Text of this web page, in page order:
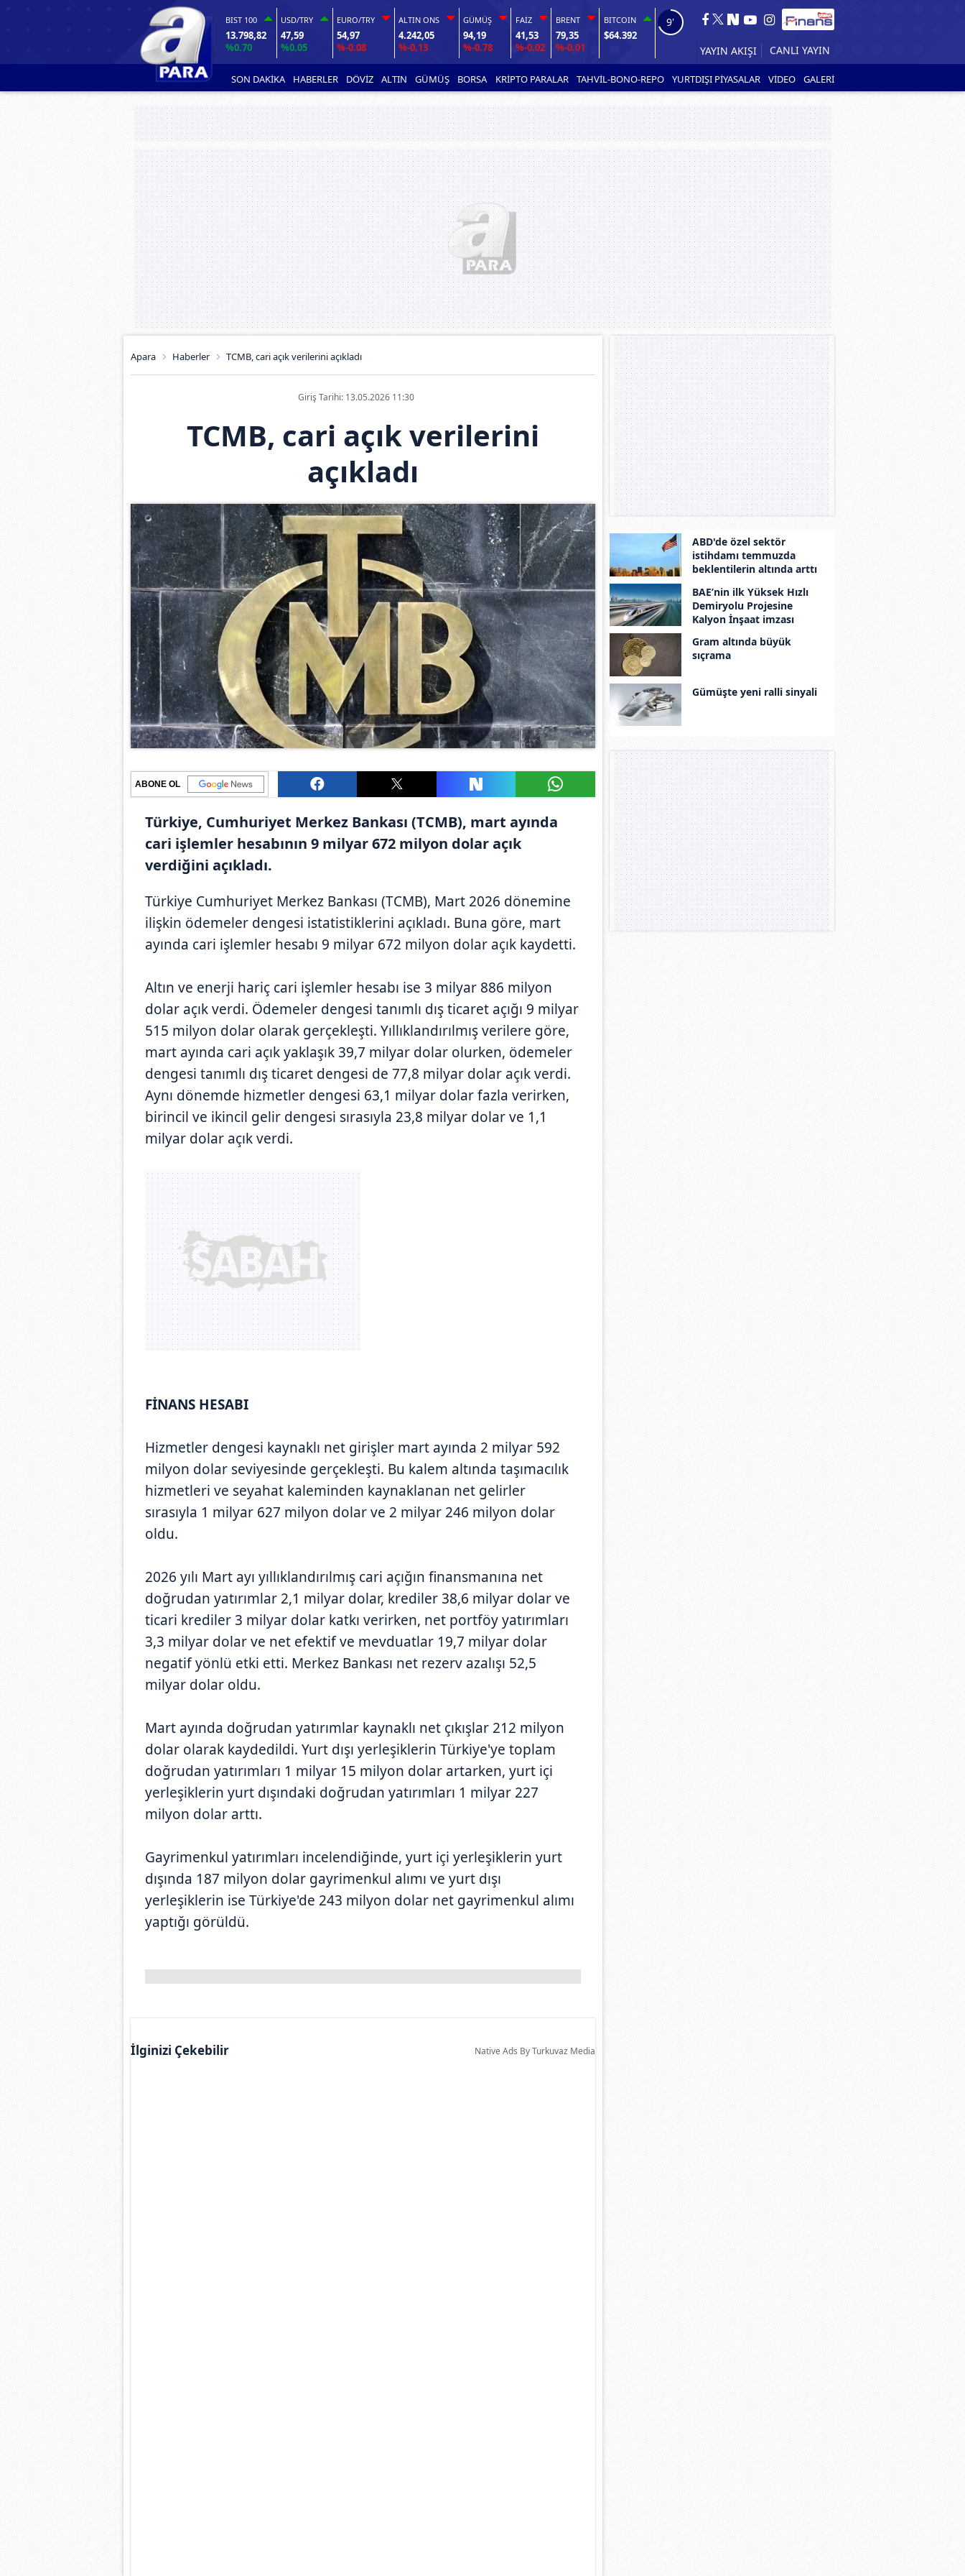
BIST 100
13.798,82
%0.70
USD/TRY
47,59
%0.05
EURO/TRY
54,97
%-0.08
ALTIN ONS
4.242,05
%-0.13
GÜMÜŞ
94,19
%-0.78
FAİZ
41,53
%-0.02
BRENT
79,35
%-0.01
BITCOIN
$64.392
7'
YAYIN AKIŞI
SON DAKİKA HABERLER DÖVİZ ALTIN GÜMÜŞ BORSA KRİPTO PARALAR TAHVİL-BONO-REPO YURTDIŞI PİYASALAR VİDEO GALERİ
Apara Haberler TCMB, cari açık verilerini açıkladı
Giriş Tarihi: 13.05.2026 11:30
TCMB, cari açık verilerini
açıkladı
ABONE OL
Türkiye, Cumhuriyet Merkez Bankası (TCMB), mart ayında
cari işlemler hesabının 9 milyar 672 milyon dolar açık
verdiğini açıkladı.
Türkiye Cumhuriyet Merkez Bankası (TCMB), Mart 2026 dönemine
ilişkin ödemeler dengesi istatistiklerini açıkladı. Buna göre, mart
ayında cari işlemler hesabı 9 milyar 672 milyon dolar açık kaydetti.
Altın ve enerji hariç cari işlemler hesabı ise 3 milyar 886 milyon
dolar açık verdi. Ödemeler dengesi tanımlı dış ticaret açığı 9 milyar
515 milyon dolar olarak gerçekleşti. Yıllıklandırılmış verilere göre,
mart ayında cari açık yaklaşık 39,7 milyar dolar olurken, ödemeler
dengesi tanımlı dış ticaret dengesi de 77,8 milyar dolar açık verdi.
Aynı dönemde hizmetler dengesi 63,1 milyar dolar fazla verirken,
birincil ve ikincil gelir dengesi sırasıyla 23,8 milyar dolar ve 1,1
milyar dolar açık verdi.
FİNANS HESABI
Hizmetler dengesi kaynaklı net girişler mart ayında 2 milyar 592
milyon dolar seviyesinde gerçekleşti. Bu kalem altında taşımacılık
hizmetleri ve seyahat kaleminden kaynaklanan net gelirler
sırasıyla 1 milyar 627 milyon dolar ve 2 milyar 246 milyon dolar
oldu.
2026 yılı Mart ayı yıllıklandırılmış cari açığın finansmanına net
doğrudan yatırımlar 2,1 milyar dolar, krediler 38,6 milyar dolar ve
ticari krediler 3 milyar dolar katkı verirken, net portföy yatırımları
3,3 milyar dolar ve net efektif ve mevduatlar 19,7 milyar dolar
negatif yönlü etki etti. Merkez Bankası net rezerv azalışı 52,5
milyar dolar oldu.
Mart ayında doğrudan yatırımlar kaynaklı net çıkışlar 212 milyon
dolar olarak kaydedildi. Yurt dışı yerleşiklerin Türkiye'ye toplam
doğrudan yatırımları 1 milyar 15 milyon dolar artarken, yurt içi
yerleşiklerin yurt dışındaki doğrudan yatırımları 1 milyar 227
milyon dolar arttı.
Gayrimenkul yatırımları incelendiğinde, yurt içi yerleşiklerin yurt
dışında 187 milyon dolar gayrimenkul alımı ve yurt dışı
yerleşiklerin ise Türkiye'de 243 milyon dolar net gayrimenkul alımı
yaptığı görüldü.
İlginizi Çekebilir Native Ads By Turkuvaz Media
ABD'de özel sektör
istihdamı temmuzda
beklentilerin altında arttı
BAE’nin ilk Yüksek Hızlı
Demiryolu Projesine
Kalyon İnşaat imzası
Gram altında büyük
sıçrama
Gümüşte yeni ralli sinyali